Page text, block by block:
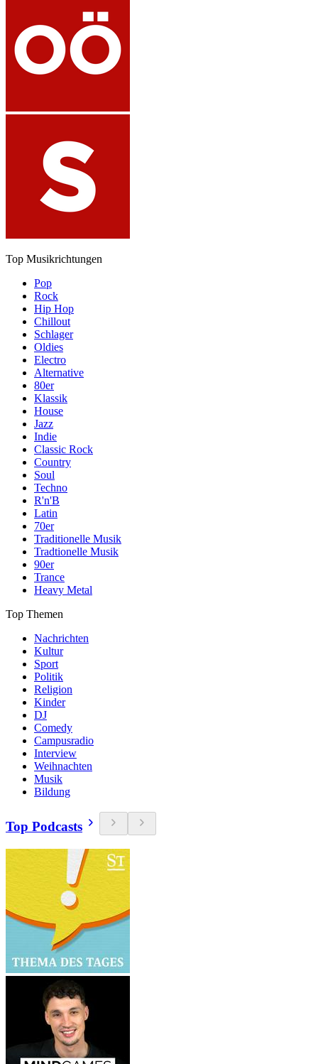
Top Musikrichtungen
Pop
Rock
Hip Hop
Chillout
Schlager
Oldies
Electro
Alternative
80er
Klassik
House
Jazz
Indie
Classic Rock
Country
Soul
Techno
R'n'B
Latin
70er
Traditionelle Musik
Tradtionelle Musik
90er
Trance
Heavy Metal
Top Themen
Nachrichten
Kultur
Sport
Politik
Religion
Kinder
DJ
Comedy
Campusradio
Interview
Weihnachten
Musik
Bildung
Top Podcasts